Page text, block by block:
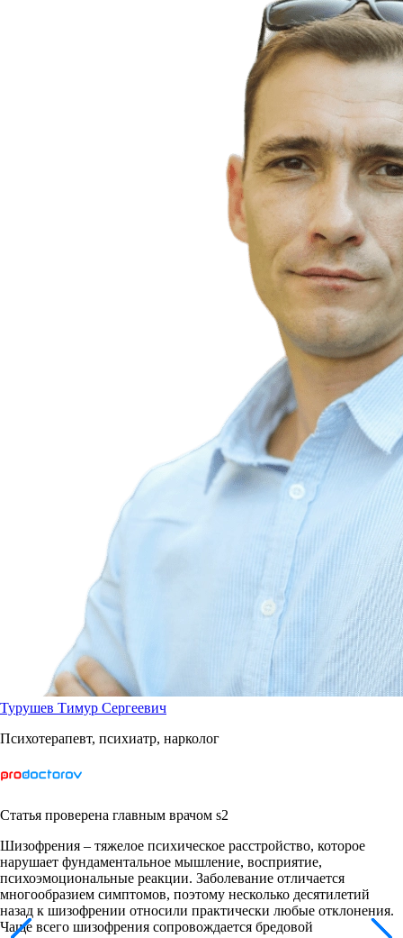
Турушев Тимур Сергеевич
Психотерапевт, психиатр, нарколог
Статья проверена главным врачом s2
Шизофрения – тяжелое психическое расстройство, которое
нарушает фундаментальное мышление, восприятие,
психоэмоциональные реакции. Заболевание отличается
многообразием симптомов, поэтому несколько десятилетий
назад к шизофрении относили практически любые отклонения.
Чаще всего шизофрения сопровождается бредовой